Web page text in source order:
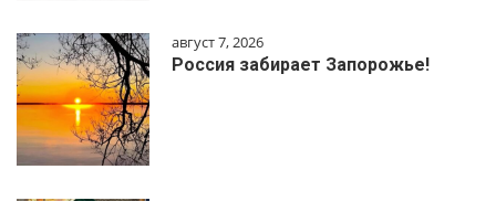
август 7, 2026
Россия забирает Запорожье!